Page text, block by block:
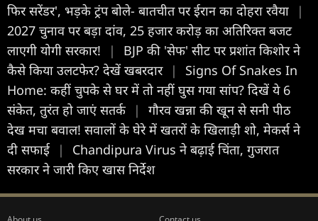
फिर सरेंडर', भड़के ट्रंप बोले- बातचीत पर ईरान का दोहरा रवैया
|
2027 चुनाव पर बड़ा दांव, 25 हजार करोड़ का अतिरिक्त बजट
लाएगी योगी सरकार!
|
BJP की 'सेफ' सीट पर प्रशांत किशोर ने
कैसे किया उलटफेर? देखें खबरदार |
Signs Of Snakes In
Home: कहीं चुपके से घर में तो नहीं घुस गया सांप? दिखें ये 6
संकेत, तुरंत हो जाएं सतर्क
|
गौरव खन्ना की खून से सनी पीठ
देख मचा बवाल! सवालों के घेरे में खतरों के खिलाड़ी शो, मेकर्स ने
दी सफाई
|
Chandipura Virus ने बढ़ाई चिंता, गुजरात
सरकार ने जारी किए खास निर्देश